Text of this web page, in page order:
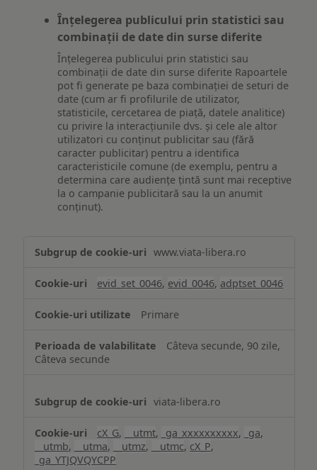
Înțelegerea publicului prin statistici sau
combinații de date din surse diferite
Înțelegerea publicului prin statistici sau
combinații de date din surse diferite Rapoartele
pot fi generate pe baza combinației de seturi de
date (cum ar fi profilurile de utilizator,
statisticile, cercetarea de piață, datele analitice)
cu privire la interacțiunile dvs. și cele ale altor
utilizatori cu conținut publicitar sau (fără
caracter publicitar) pentru a identifica
caracteristicile comune (de exemplu, pentru a
determina care audiențe țintă sunt mai receptive
la o campanie publicitară sau la un anumit
conținut).
www.viata-libera.ro
evid_set_0046, evid_0046, adptset_0046
Primare
Câteva secunde, 90 zile,
Câteva secunde
viata-libera.ro
cX_G, __utmt, _ga_xxxxxxxxxx, _ga,
__utmb, __utma, __utmz, __utmc, cX_P,
_ga_YTJQVQYCPP